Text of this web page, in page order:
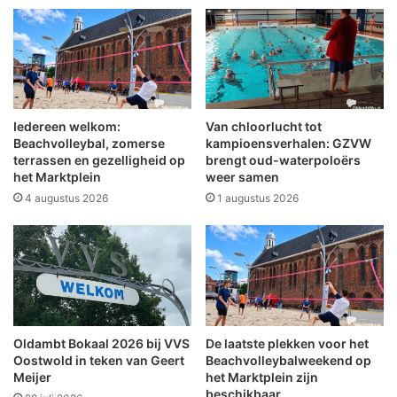
l
h
u
i
s
n
h
o
u
d
e
n
d
z
a
c
t
e
n
f
l
i
n
k
w
Iedereen welkom:
Beachvolleybal, zomerse
terrassen en gezelligheid op
het Marktplein
4 augustus 2026
Van chloorlucht tot
kampioensverhalen: GZVW
brengt oud-waterpoloërs
weer samen
1 augustus 2026
Oldambt Bokaal 2026 bij VVS
Oostwold in teken van Geert
Meijer
De laatste plekken voor het
Beachvolleybalweekend op
het Marktplein zijn
beschikbaar